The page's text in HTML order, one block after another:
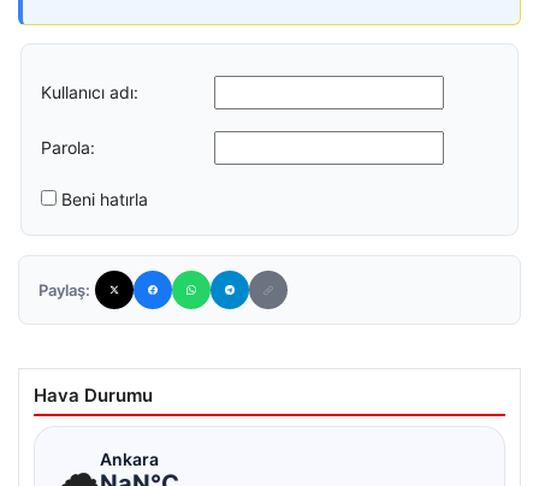
Kullanıcı adı:
Parola:
Beni hatırla
Paylaş:
Hava Durumu
☁Ankara